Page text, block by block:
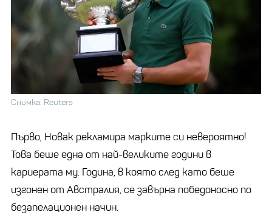
Снимка: Reuters
Първо, Новак рекламира марките си невероятно!
Това беше една от най-великите години в
кариерата му. Година, в която след като беше
изгонен от Австралия, се завърна победоносно по
безапелационен начин.